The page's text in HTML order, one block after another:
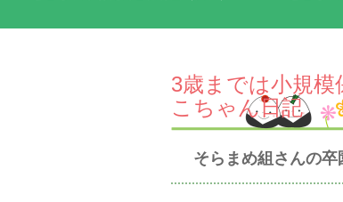
3歳までは小規模
こちゃん日記
そらまめ組さんの卒